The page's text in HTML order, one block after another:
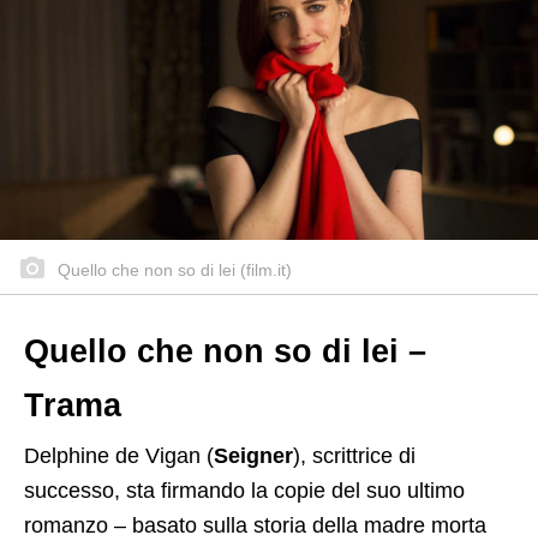
Quello che non so di lei (film.it)
Quello che non so di lei –
Trama
Delphine de Vigan (Seigner), scrittrice di
successo, sta firmando la copie del suo ultimo
romanzo – basato sulla storia della madre morta